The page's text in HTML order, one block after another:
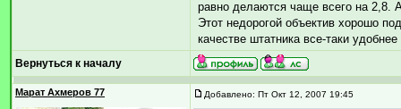
равно делаются чаще всего на 2,8.
Этот недорогой объектив хорошо
качестве штатника все-таки
Вернуться к началу
Марат Ахмеров 77 Добавлено: Пт Окт 12, 2007 19:45